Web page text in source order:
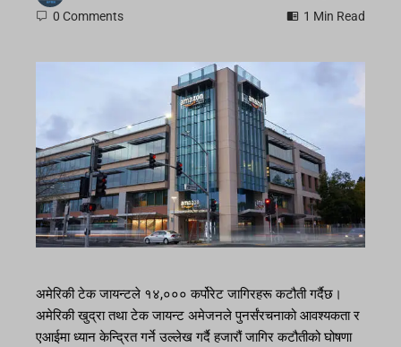
0 Comments
1 Min Read
अमेरिकी टेक जायन्टले १४,००० कर्पोरेट जागिरहरू कटौती गर्दैछ।
अमेरिकी खुद्रा तथा टेक जायन्ट अमेजनले पुनर्संरचनाको आवश्यकता र
एआईमा ध्यान केन्द्रित गर्ने उल्लेख गर्दै हजारौं जागिर कटौतीको घोषणा